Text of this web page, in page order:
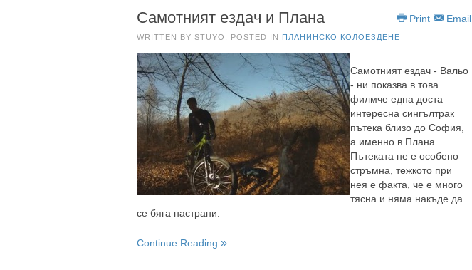
Email
Print
Самотният ездач и Плана
WRITTEN BY STUYO. POSTED IN ПЛАНИНСКО КОЛОЕЗДЕНЕ
Самотният ездач - Вальо
- ни показва в това
филмче една доста
интересна сингълтрак
пътека близо до София,
а именно в Плана.
Пътеката не е особено
стръмна, тежкото при
нея е факта, че е много
тясна и няма накъде да
се бяга настрани.
Continue Reading